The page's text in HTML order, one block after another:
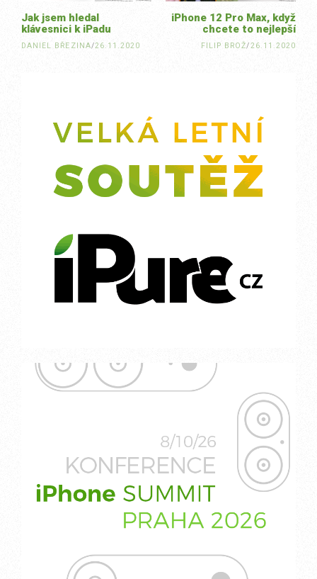
iPhone 12 Pro Max, když
chcete to nejlepší
FILIP BROŽ/26.11.2020
Jak jsem hledal
klávesnici k iPadu
DANIEL BŘEZINA/26.11.2020